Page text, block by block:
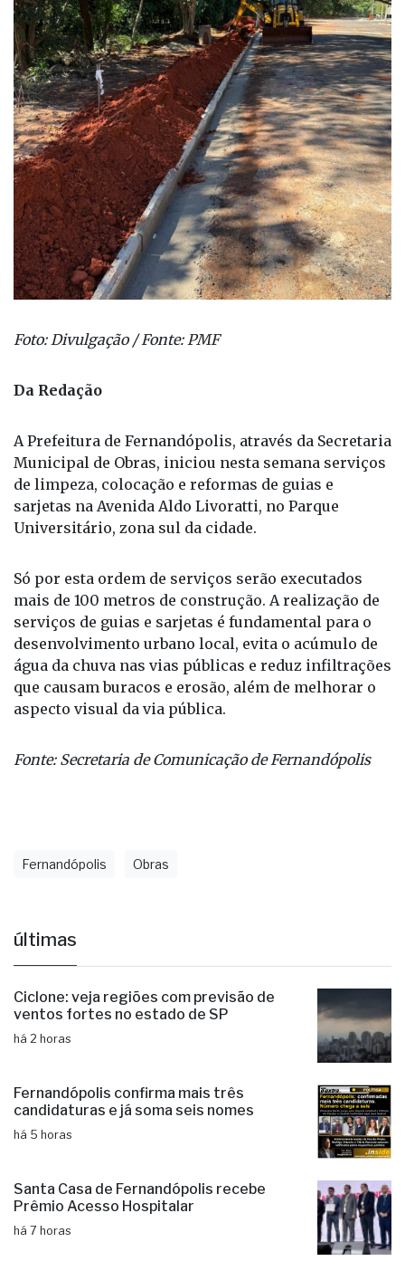
Foto: Divulgação / Fonte: PMF
Da Redação
A Prefeitura de Fernandópolis, através da Secretaria
Municipal de Obras, iniciou nesta semana serviços
de limpeza, colocação e reformas de guias e
sarjetas na Avenida Aldo Livoratti, no Parque
Universitário, zona sul da cidade.
Só por esta ordem de serviços serão executados
mais de 100 metros de construção. A realização de
serviços de guias e sarjetas é fundamental para o
desenvolvimento urbano local, evita o acúmulo de
água da chuva nas vias públicas e reduz infiltrações
que causam buracos e erosão, além de melhorar o
aspecto visual da via pública.
Fonte: Secretaria de Comunicação de Fernandópolis
Fernandópolis Obras
últimas
Ciclone: veja regiões com previsão de
ventos fortes no estado de SP
há 2 horas
Fernandópolis confirma mais três
candidaturas e já soma seis nomes
há 5 horas
Santa Casa de Fernandópolis recebe
Prêmio Acesso Hospitalar
há 7 horas